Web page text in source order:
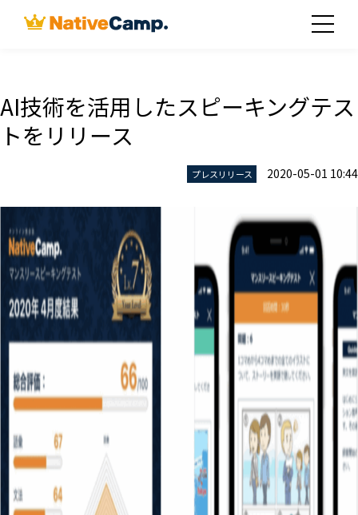
AI技術を活用したスピーキングテス
トをリリース
プレスリリース 2020-05-01 10:44